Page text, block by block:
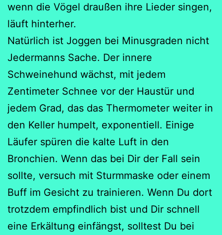
wenn die Vögel draußen ihre Lieder singen,
läuft hinterher.
Natürlich ist Joggen bei Minusgraden nicht
Jedermanns Sache. Der innere
Schweinehund wächst, mit jedem
Zentimeter Schnee vor der Haustür und
jedem Grad, das das Thermometer weiter in
den Keller humpelt, exponentiell. Einige
Läufer spüren die kalte Luft in den
Bronchien. Wenn das bei Dir der Fall sein
sollte, versuch mit Sturmmaske oder einem
Buff im Gesicht zu trainieren. Wenn Du dort
trotzdem empfindlich bist und Dir schnell
eine Erkältung einfängst, solltest Du bei